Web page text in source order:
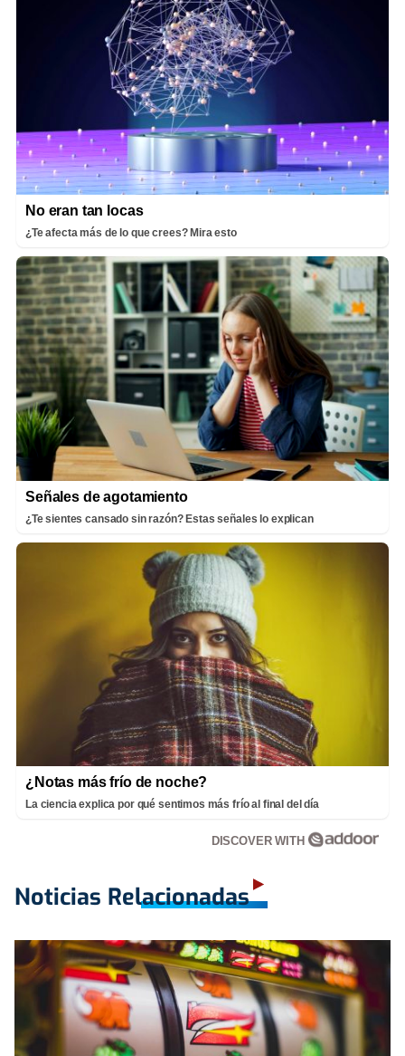
No eran tan locas
¿Te afecta más de lo que crees? Mira esto
Señales de agotamiento
¿Te sientes cansado sin razón? Estas señales lo explican
¿Notas más frío de noche?
La ciencia explica por qué sentimos más frío al final del día
DISCOVER WITH
Noticias Relacionadas